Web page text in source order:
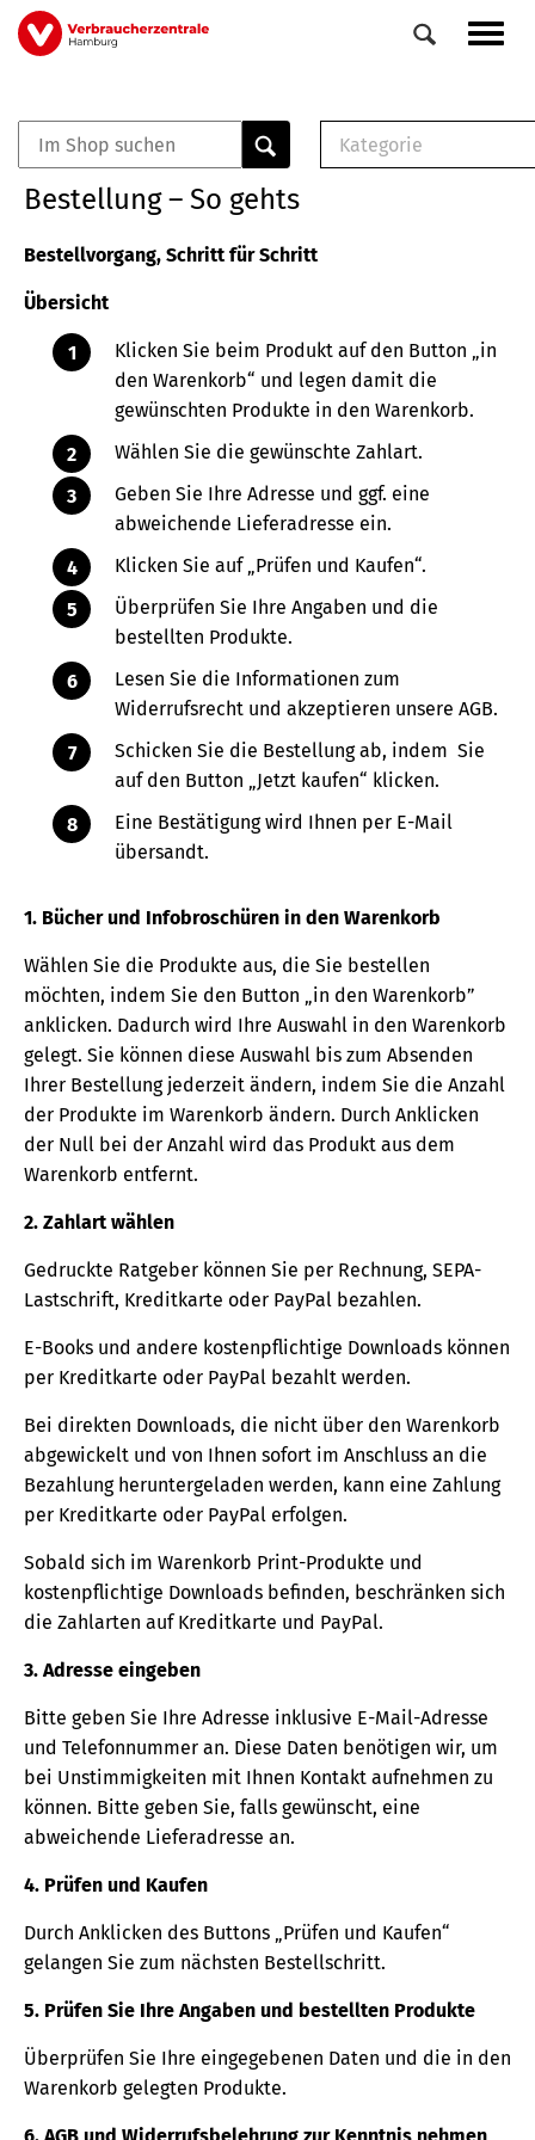
Direkt
zum
Veranstaltungen
0
Elemente
Kategorie
Buch
Bestellung – So gehts
Bestellvorgang, Schritt für Schritt
Übersicht
Klicken Sie beim Produkt auf den Button „in
den Warenkorb“ und legen damit die
gewünschten Produkte in den Warenkorb.
Wählen Sie die gewünschte Zahlart.
Geben Sie Ihre Adresse und ggf. eine
abweichende Lieferadresse ein.
Klicken Sie auf „Prüfen und Kaufen“.
Überprüfen Sie Ihre Angaben und die
bestellten Produkte.
Lesen Sie die Informationen zum
Widerrufsrecht und akzeptieren unsere AGB.
Schicken Sie die Bestellung ab, indem Sie
auf den Button „Jetzt kaufen“ klicken.
Eine Bestätigung wird Ihnen per E-Mail
übersandt.
1. Bücher und Infobroschüren in den Warenkorb
Wählen Sie die Produkte aus, die Sie bestellen
möchten, indem Sie den Button „in den Warenkorb”
anklicken. Dadurch wird Ihre Auswahl in den Warenkorb
gelegt. Sie können diese Auswahl bis zum Absenden
Ihrer Bestellung jederzeit ändern, indem Sie die Anzahl
der Produkte im Warenkorb ändern. Durch Anklicken
der Null bei der Anzahl wird das Produkt aus dem
Warenkorb entfernt.
2. Zahlart wählen
Gedruckte Ratgeber können Sie per Rechnung, SEPA-
Lastschrift, Kreditkarte oder PayPal bezahlen.
E-Books und andere kostenpflichtige Downloads können
per Kreditkarte oder PayPal bezahlt werden.
Bei direkten Downloads, die nicht über den Warenkorb
abgewickelt und von Ihnen sofort im Anschluss an die
Bezahlung heruntergeladen werden, kann eine Zahlung
per Kreditkarte oder PayPal erfolgen.
Sobald sich im Warenkorb Print-Produkte und
kostenpflichtige Downloads befinden, beschränken sich
die Zahlarten auf Kreditkarte und PayPal.
3. Adresse eingeben
Bitte geben Sie Ihre Adresse inklusive E-Mail-Adresse
und Telefonnummer an. Diese Daten benötigen wir, um
bei Unstimmigkeiten mit Ihnen Kontakt aufnehmen zu
können. Bitte geben Sie, falls gewünscht, eine
abweichende Lieferadresse an.
4. Prüfen und Kaufen
Durch Anklicken des Buttons „Prüfen und Kaufen“
gelangen Sie zum nächsten Bestellschritt.
5. Prüfen Sie Ihre Angaben und bestellten Produkte
Überprüfen Sie Ihre eingegebenen Daten und die in den
Warenkorb gelegten Produkte.